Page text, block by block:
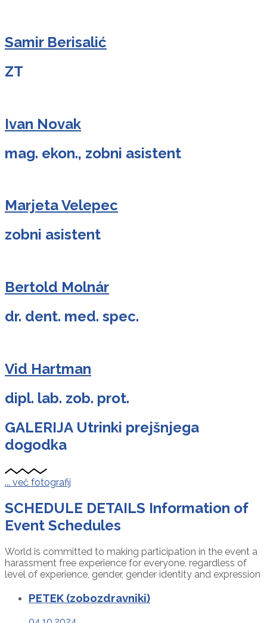
Samir Berisalić
ZT
Ivan Novak
mag. ekon., zobni asistent
Marjeta Velepec
zobni asistent
Bertold Molnár
dr. dent. med. spec.
Vid Hartman
dipl. lab. zob. prot.
GALERIJAUtrinki prejšnjega
dogodka
... več fotografij
SCHEDULE DETAILS Information of
Event Schedules
World is committed to making participation in the event a
harassment free experience for everyone, regardless of
level of experience, gender, gender identity and expression
PETEK (zobozdravniki)